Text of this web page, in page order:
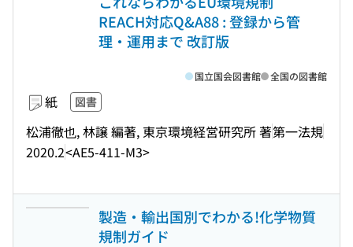
REACH対応Q&A88 : 登録から管
理・運用まで 改訂版
紙 図書
松浦徹也, 林譲 編著, 東京環境経営研究所 著第一法規
2020.2<AE5-411-M3>
国立国会図書館 全国の図書館
製造・輸出国別でわかる!化学物質
規制ガイド